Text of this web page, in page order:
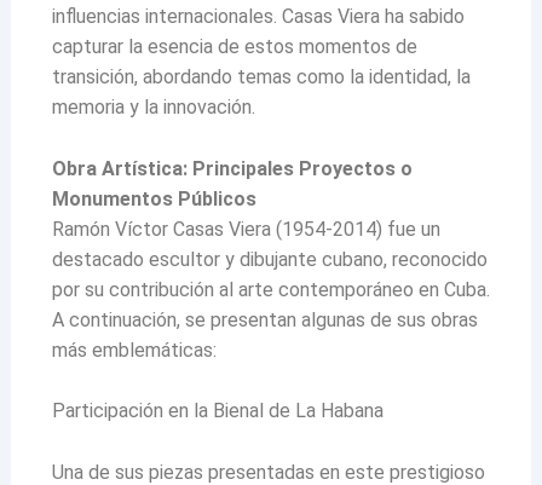
influencias internacionales. Casas Viera ha sabido
capturar la esencia de estos momentos de
transición, abordando temas como la identidad, la
memoria y la innovación.
Obra Artística: Principales Proyectos o
Monumentos Públicos
Ramón Víctor Casas Viera (1954-2014) fue un
destacado escultor y dibujante cubano, reconocido
por su contribución al arte contemporáneo en Cuba.
A continuación, se presentan algunas de sus obras
más emblemáticas:
Participación en la Bienal de La Habana
Una de sus piezas presentadas en este prestigioso